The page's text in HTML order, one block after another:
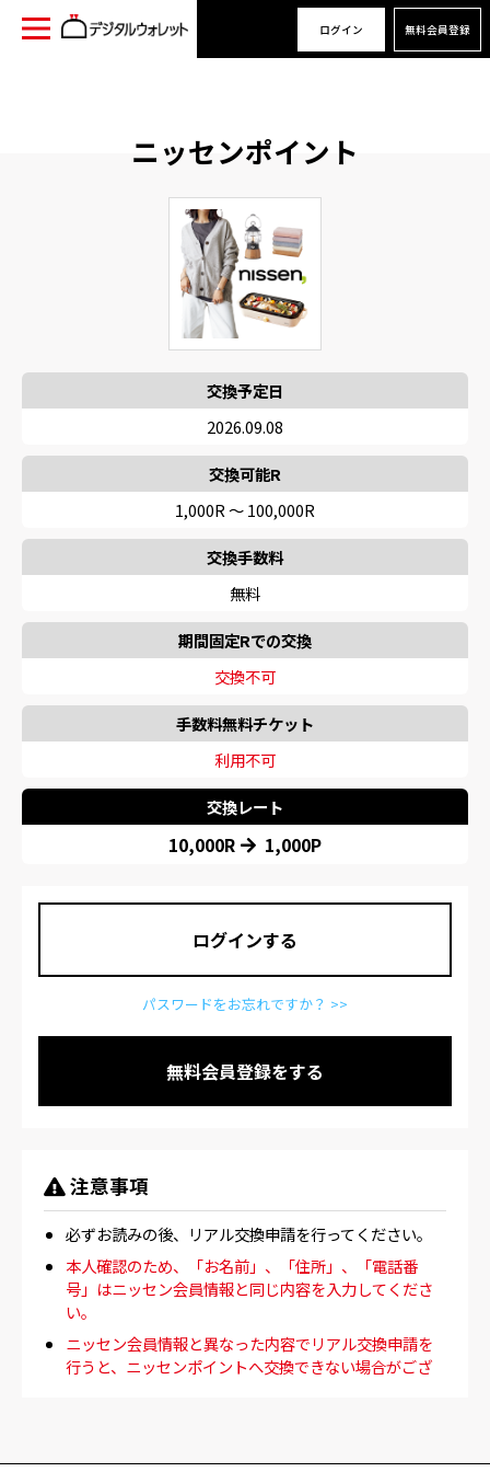
ログイン 無料会員登録
ニッセンポイント
交換予定日
2026.09.08
交換可能R
1,000R 〜 100,000R
交換手数料
無料
期間固定Rでの交換
交換不可
手数料無料チケット
利用不可
交換レート
10,000R 1,000P
ログインする
パスワードをお忘れですか？ >>
無料会員登録をする
注意事項
必ずお読みの後、リアル交換申請を行ってください。
本人確認のため、「お名前」、「住所」、「電話番
号」はニッセン会員情報と同じ内容を入力してくださ
い。
ニッセン会員情報と異なった内容でリアル交換申請を
行うと、ニッセンポイントへ交換できない場合がござ
ジタルウォレット口座に組戻します。